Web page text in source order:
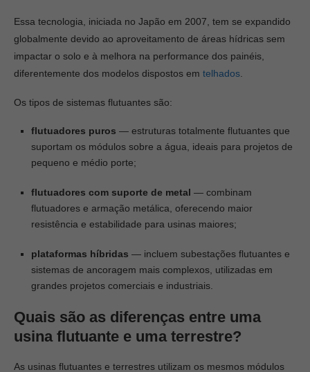
Essa tecnologia, iniciada no Japão em 2007, tem se expandido
globalmente devido ao aproveitamento de áreas hídricas sem
impactar o solo e à melhora na performance dos painéis,
diferentemente dos modelos dispostos em telhados
Os tipos de sistemas flutuantes são:
flutuadores puros — estruturas totalmente flutuantes que
suportam os módulos sobre a água, ideais para projetos de
pequeno e médio porte;
flutuadores com suporte de metal — combinam
flutuadores e armação metálica, oferecendo maior
resistência e estabilidade para usinas maiores;
plataformas híbridas — incluem subestações flutuantes e
sistemas de ancoragem mais complexos, utilizadas em
grandes projetos comerciais e industriais.
Quais são as diferenças entre uma
usina flutuante e uma terrestre?
As usinas flutuantes e terrestres utilizam os mesmos módulos